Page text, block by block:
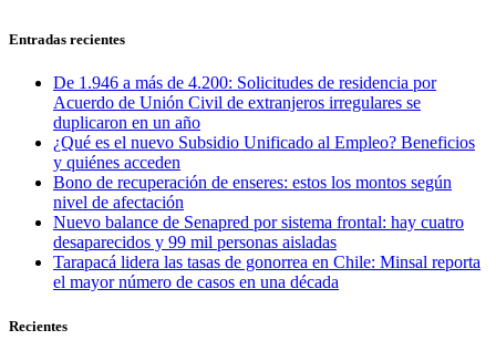
Entradas recientes
De 1.946 a más de 4.200: Solicitudes de residencia por
Acuerdo de Unión Civil de extranjeros irregulares se
duplicaron en un año
¿Qué es el nuevo Subsidio Unificado al Empleo? Beneficios
y quiénes acceden
Bono de recuperación de enseres: estos los montos según
nivel de afectación
Nuevo balance de Senapred por sistema frontal: hay cuatro
desaparecidos y 99 mil personas aisladas
Tarapacá lidera las tasas de gonorrea en Chile: Minsal reporta
el mayor número de casos en una década
Recientes